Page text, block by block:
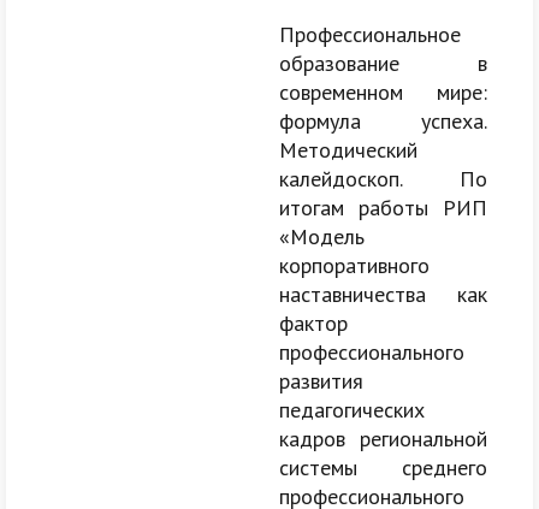
Профессиональное
образование в
современном мире:
формула успеха.
Методический
калейдоскоп. По
итогам работы РИП
«Модель
корпоративного
наставничества как
фактор
профессионального
развития
педагогических
кадров региональной
системы среднего
профессионального